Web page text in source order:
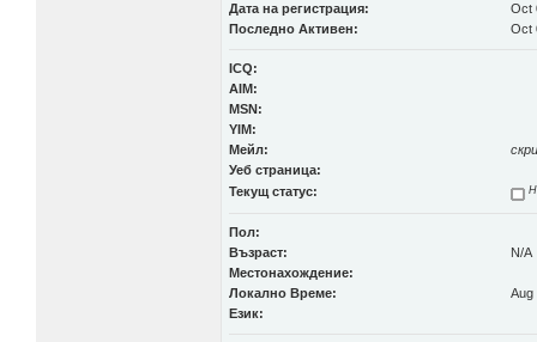
Дата на регистрация:
Oct
Последно Активен:
Oct
ICQ:
AIM:
MSN:
YIM:
Мейл:
Уеб страница:
Текущ статус:
Пол:
Възраст:
N/A
Местонахождение:
Локално Време:
Aug
Език: